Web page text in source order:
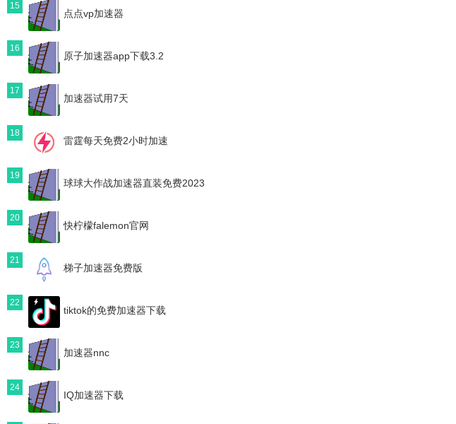
15
点点vp加速器
16
原子加速器app下载3.2
17
加速器试用7天
18
雷霆每天免费2小时加速
19
球球大作战加速器直装免费2023
20
快柠檬falemon官网
21
梯子加速器免费版
22
tiktok的免费加速器下载
23
加速器nnc
24
IQ加速器下载